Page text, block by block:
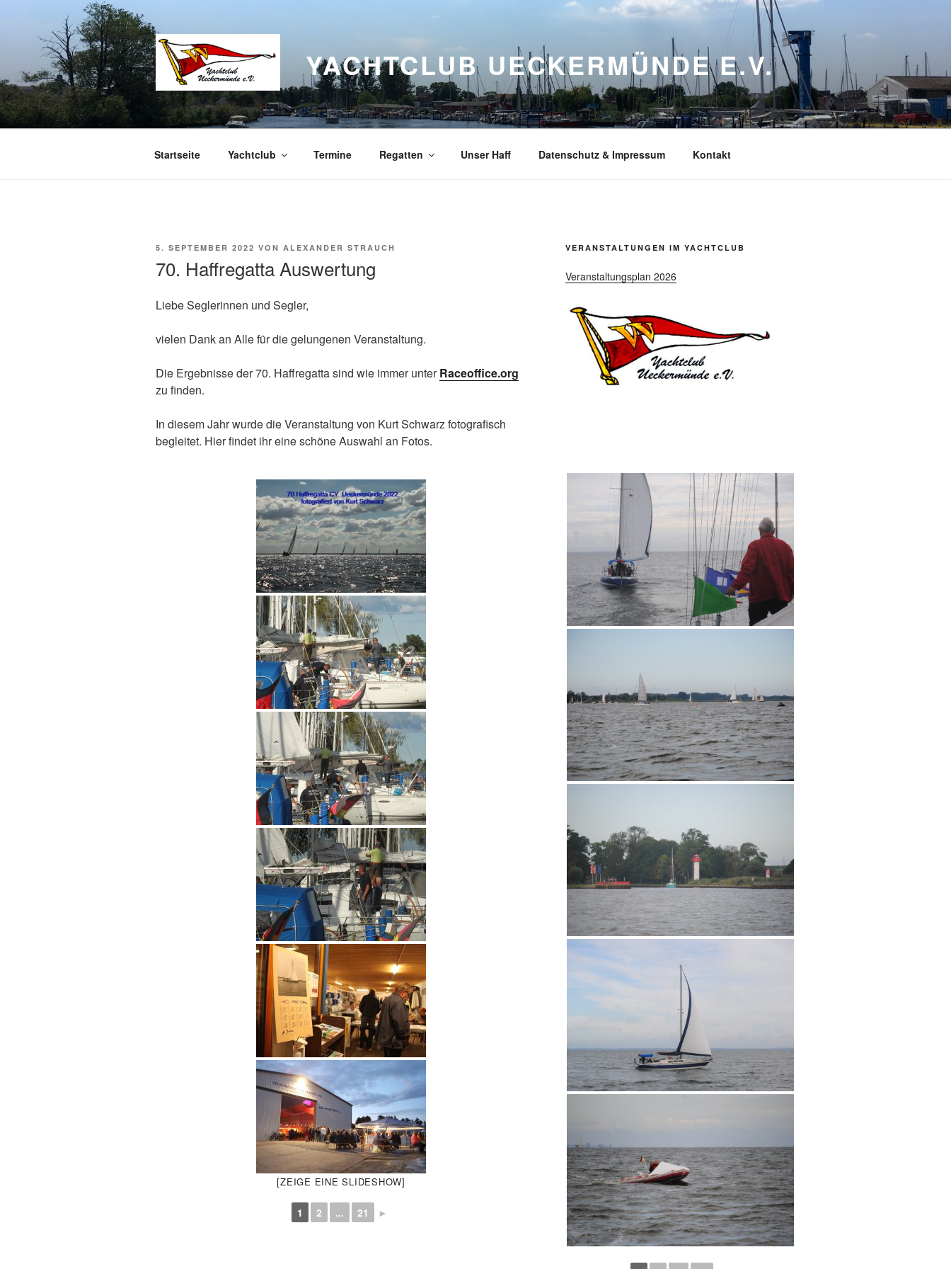
springen
YACHTCLUB UECKERMÜNDE E.V.
Startseite Yachtclub Termine Regatten Unser Haff Datenschutz & Impressum Kontakt
VERÖFFENTLICHT
5. SEPTEMBER 2022 VON ALEXANDER STRAUCH
70. Haffregatta Auswertung
Liebe Seglerinnen und Segler,
vielen Dank an Alle für die gelungenen Veranstaltung.
Die Ergebnisse der 70. Haffregatta sind wie immer unterRaceoffice.org
zu finden.
In diesem Jahr wurde die Veranstaltung von Kurt Schwarz fotografisch
begleitet. Hier findet ihr eine schöne Auswahl an Fotos.
[ZEIGE EINE SLIDESHOW]
1 2 ... 21 ►
VERANSTALTUNGEN IM YACHTCLUB
Veranstaltungsplan 2026